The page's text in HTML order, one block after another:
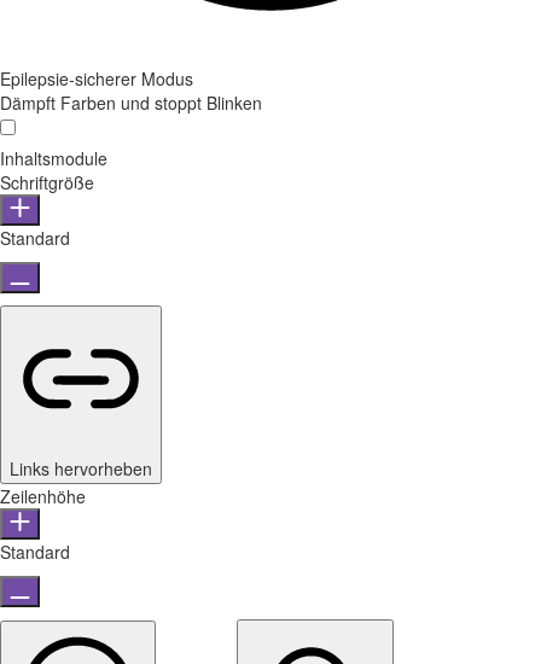
Epilepsie-sicherer Modus
Dämpft Farben und stoppt Blinken
Inhaltsmodule
Schriftgröße
Standard
Links hervorheben
Zeilenhöhe
Standard